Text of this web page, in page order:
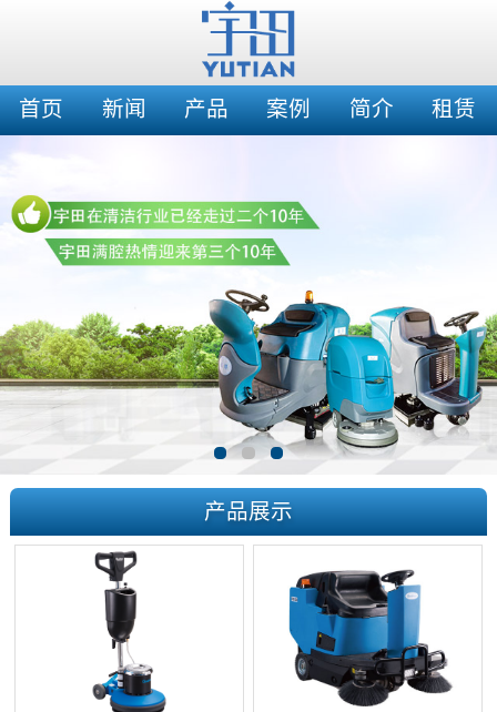
首页 新闻 产品 案例 简介 租赁
产品展示